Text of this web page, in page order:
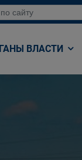
ВЛАСТИ